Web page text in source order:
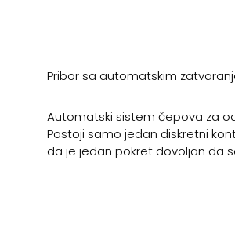
Pribor sa automatskim
Automatski sistem čepova za
Postoji samo jedan diskretni
da je jedan pokret dovoljan da